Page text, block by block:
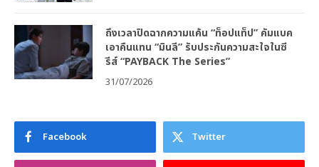
ถึงเวลาปิดฉากความแค้น “ท็อปแท็ป” คัมแบค
เอาคืนแทน “มินลี” รับประกันความสะใจในซี
รีส์ “PAYBACK The Series”
31/07/2026
Facebook Twitter